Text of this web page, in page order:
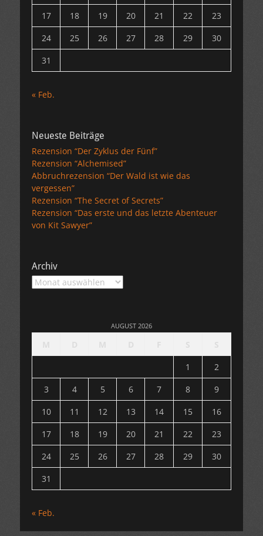
17
18 19 20 21 22
23
24
25 26 27 28 29
30
31
« Feb.
Neueste Beiträge
Rezension “Der Zyklus der Fünf”
Rezension “Alchemised”
Abbruchrezension “Der Wald ist wie das
vergessen”
Rezension “The Secret of Secrets”
Rezension “Das erste und das letzte Abenteuer
von Kit Sawyer”
Archiv
Archiv
AUGUST 2026
1
2
3
4 5 6 7 8
9
10
11 12 13 14 15
16
17
18 19 20 21 22
23
24
25 26 27 28 29
30
31
« Feb.